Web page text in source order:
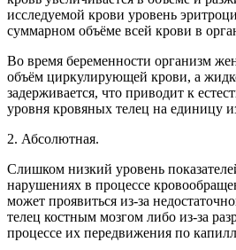
исследуемой крови уровень
суммарном объёме всей крови в
Во время беременности организм
объём циркулирующей крови, а
задерживается, что приводит к
уровня кровяных телец на единицу
2. Абсолютная.
Слишком низкий уровень
нарушениях в процессе
может проявиться из-за
телец костным мозгом либо из-за
процессе их передвижения по